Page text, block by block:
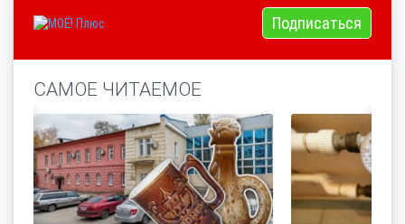
Подписаться
САМОЕ ЧИТАЕМОЕ